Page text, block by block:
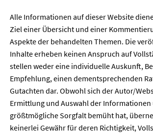
Alle Informationen auf dieser Website
Ziel einer Übersicht und einer
Aspekte der behandelten Themen. Die
Inhalte erheben keinen Anspruch auf
stellen weder eine individuelle Auskunft,
Empfehlung, einen dementsprechenden
Gutachten dar. Obwohl sich der Autor/
Ermittlung und Auswahl der Informationen
größtmögliche Sorgfalt bemüht hat,
keinerlei Gewähr für deren Richtigkeit,